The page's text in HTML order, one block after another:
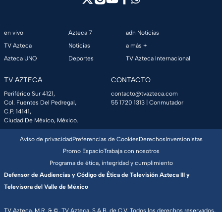
en vivo
TV Azteca
Azteca UNO
Azteca 7
Noticias
Deportes
adn Noticias
a más +
TV Azteca Internacional
TV AZTECA
Periférico Sur 4121,
Col. Fuentes Del Pedregal,
C.P. 14141,
Ciudad De México, México.
CONTACTO
contacto@tvazteca.com
55 1720 1313 | Conmutador
TV Azteca, M.R. & ©, TV Azteca, S.A.B. de C.V. Todos los derechos reservados,
Aviso de privacidadPreferencias de CookiesDerechosInversionistas
Promo EspacioTrabaja con nosotros
Programa de ética, integridad y cumplimiento
Defensor de Audiencias y Código de Ética de Televisión Azteca III y
Televisora del Valle de México